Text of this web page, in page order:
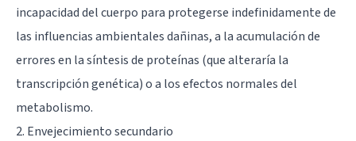
incapacidad del cuerpo para protegerse indefinidamente de
las influencias ambientales dañinas, a la acumulación de
errores en la síntesis de proteínas (que alteraría la
transcripción genética) o a los efectos normales del
metabolismo.
2. Envejecimiento secundario